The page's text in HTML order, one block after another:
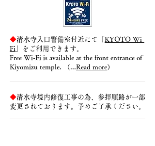
◆清水寺入口警備室付近にて「 KYOTO Wi-
Fi 」をご利用できます。
Free Wi-Fi is available at the front entrance of
Kiyomizu temple. （...Read more）
◆清水寺境内修復工事の為、参拝順路が一部
変更されております。予めご了承ください。